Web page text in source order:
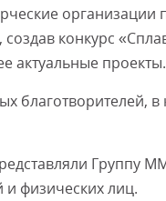
конкурс
актуальные проекты.
благотворителей,
Группу
и физических лиц.